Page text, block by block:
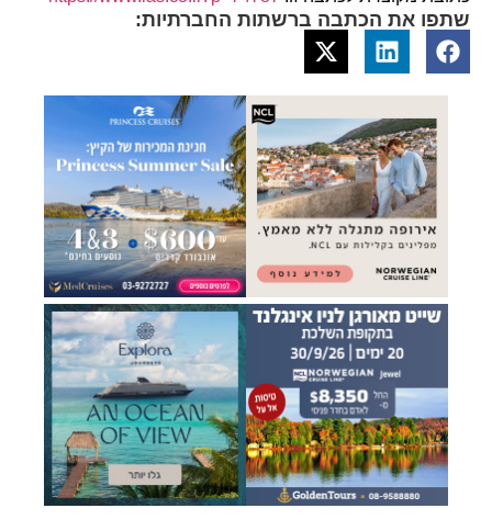
שתפו את הכתבה ברשתות החברתיות: